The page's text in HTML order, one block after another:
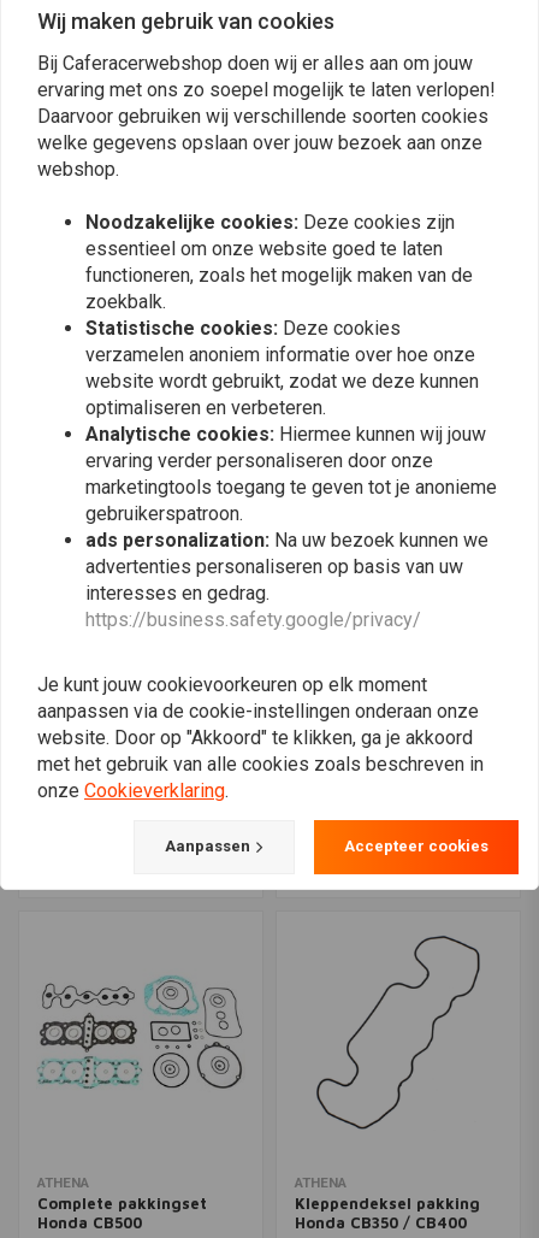
€124,09 €110,97
ATHENA
Kleppendeksel pakking
ATHENA
Pakkingset Top End
Honda CB750 K / F
€56,04
ATHENA
25X31.5X25MM
ATHENA
ATHENA
Complete pakkingset
Honda CB500
ATHENA
Kleppendeksel pakking
Honda CB350 / CB400
Wij maken gebruik van cookies
Bij Caferacerwebshop doen wij er alles aan om jouw
ervaring met ons zo soepel mogelijk te laten verlopen!
Daarvoor gebruiken wij verschillende soorten cookies
welke gegevens opslaan over jouw bezoek aan onze
webshop.
Noodzakelijke cookies: Deze cookies zijn
essentieel om onze website goed te laten
functioneren, zoals het mogelijk maken van de
zoekbalk.
Statistische cookies: Deze cookies
verzamelen anoniem informatie over hoe onze
website wordt gebruikt, zodat we deze kunnen
optimaliseren en verbeteren.
Analytische cookies: Hiermee kunnen wij jouw
ervaring verder personaliseren door onze
marketingtools toegang te geven tot je anonieme
gebruikerspatroon.
ads personalization: Na uw bezoek kunnen we
advertenties personaliseren op basis van uw
interesses en gedrag.
https://business.safety.google/privacy/
Je kunt jouw cookievoorkeuren op elk moment
aanpassen via de cookie-instellingen onderaan onze
website. Door op "Akkoord" te klikken, ga je akkoord
met het gebruik van alle cookies zoals beschreven in
onze Cookieverklaring.
Aanpassen Accepteer cookies